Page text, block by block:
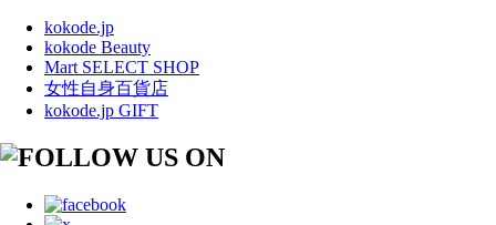
kokode.jp
kokode Beauty
Mart SELECT SHOP
女性自身百貨店
kokode.jp GIFT